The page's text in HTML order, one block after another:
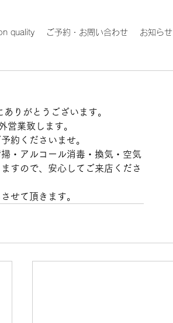
quality ご予約・お問い合わせ お知らせ
りがとうございます。
営業致します。
約くださいませ。
・アルコール消毒・換気・空気
すので、安心してご来店くださ
せて頂きます。